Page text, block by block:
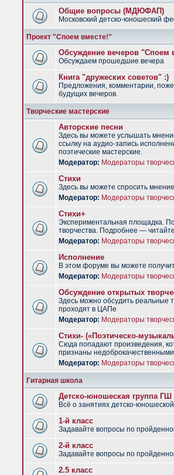
Общие вопросы (МДЮФАП)
Московский детско-юношеский
Проект "Споем вместе!"
Обсуждение вечеров "Споем
Обсуждаем прошедшие вечера
Книга "дружеских советов" :)
Предложения, комментарии,
будущих вечеров.
Творческие мастерские
Авторские песни
Здесь вы можете услышать
ссылку на аудио-запись
поэтические мастерские.
Модератор: Модераторы
Стихи
Здесь вы можете спросить
Модератор: Модераторы
Стихи+
Экспериментальная площадка.
творчества. Подробнее —
Модератор: Модераторы
Исполнение
В этом форуме вы можете
Модератор: Модераторы
Обсуждение открытых
Здесь можно обсудить реальные
проходят в ЦАПе
Модератор: Модераторы
Стихи- («Поэтическо-
Сюда попадают произведения,
признаны
Модератор: Модераторы
Гитарная школа
Детско-юношеская группа ГШ
Всё о занятиях детско-
1-й класс
Задавайте вопросы по
2-й класс
Задавайте вопросы по
2.5 класс